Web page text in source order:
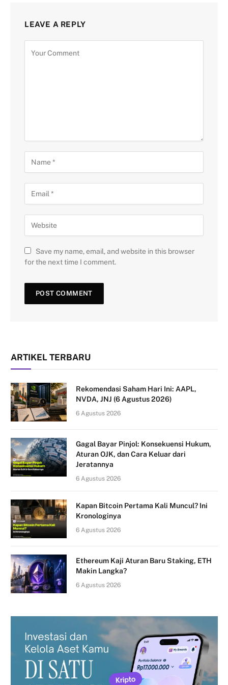
LEAVE A REPLY
Save my name, email, and website in this browser
for the next time I comment.
ARTIKEL TERBARU
Rekomendasi Saham Hari Ini: AAPL,
NVDA, JNJ (6 Agustus 2026)
6 Agustus 2026
Gagal Bayar Pinjol: Konsekuensi Hukum,
Aturan OJK, dan Cara Keluar dari
Jeratannya
6 Agustus 2026
Kapan Bitcoin Pertama Kali Muncul? Ini
Kronologinya
6 Agustus 2026
Ethereum Kaji Aturan Baru Staking, ETH
Makin Langka?
6 Agustus 2026